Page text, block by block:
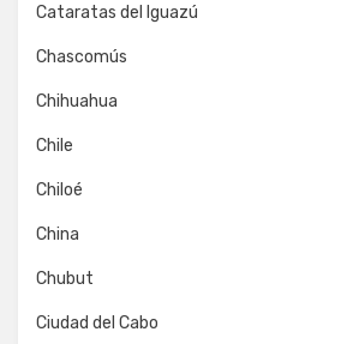
Cataratas del Iguazú
Chascomús
Chihuahua
Chile
Chiloé
China
Chubut
Ciudad del Cabo